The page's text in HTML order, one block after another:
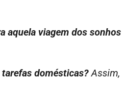
aquela viagem dos sonhos
domésticas?Assim,